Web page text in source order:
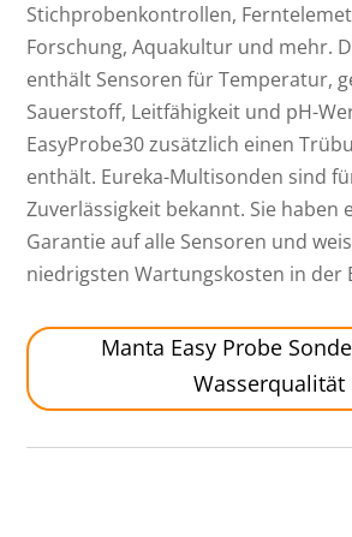
Stichprobenkontrollen,
Forschung, Aquakultur und mehr.
enthält Sensoren für Temperatur,
Sauerstoff, Leitfähigkeit und pH-
EasyProbe30 zusätzlich einen
enthält. Eureka-Multisonden sind
Zuverlässigkeit bekannt. Sie haben
Garantie auf alle Sensoren und
niedrigsten Wartungskosten in der
Manta Easy Probe
Wasserqualität